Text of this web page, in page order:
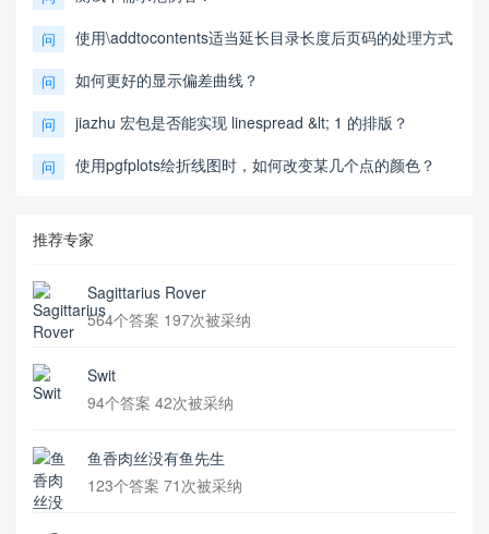
问 使用\addtocontents适当延长目录长度后页码的处理方式
问 如何更好的显示偏差曲线？
问 jiazhu 宏包是否能实现 linespread &lt; 1 的排版？
问 使用pgfplots绘折线图时，如何改变某几个点的颜色？
推荐专家
Sagittarius Rover
564个答案 197次被采纳
Swit
94个答案 42次被采纳
鱼香肉丝没有鱼先生
123个答案 71次被采纳